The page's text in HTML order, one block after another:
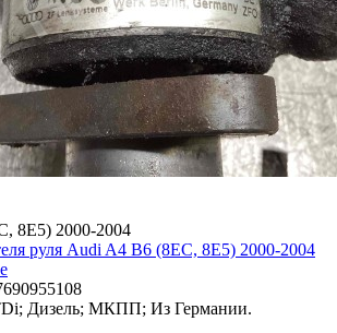
8E5) 2000-2004
руля Audi A4 B6 (8EC, 8E5) 2000-2004
Дизель; МКПП; Из Германии.